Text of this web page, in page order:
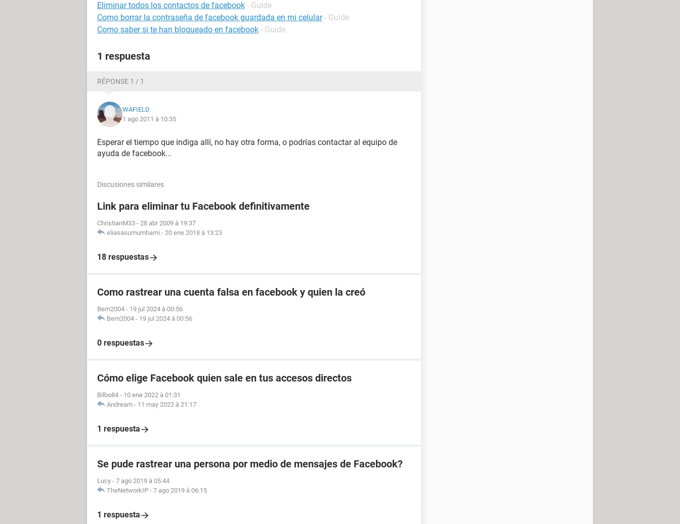
Eliminar todos los contactos de facebook - Guide
Como borrar la contraseña de facebook guardada en mi celular - Guide
Como saber si te han bloqueado en facebook - Guide
1 respuesta
RÉPONSE 1 / 1
WAFIELD
1 ago 2011 à 10:35
Esperar el tiempo que indiga allí, no hay otra forma, o podrías contactar al equipo de
ayuda de facebook...
Discusiones similares
Link para eliminar tu Facebook definitivamente
ChristianM33 - 28 abr 2009 à 19:37
eliasasumumbami - 20 ene 2018 à 13:23
18 respuestas
Como rastrear una cuenta falsa en facebook y quien la creó
Bem2004 - 19 jul 2024 à 00:56
Bem2004 - 19 jul 2024 à 00:56
0 respuestas
Cómo elige Facebook quien sale en tus accesos directos
Bilbo84 - 10 ene 2022 à 01:31
Andream - 11 may 2022 à 21:17
1 respuesta
Se pude rastrear una persona por medio de mensajes de Facebook?
Lucy - 7 ago 2019 à 05:44
TheNetworkIP - 7 ago 2019 à 06:15
1 respuesta